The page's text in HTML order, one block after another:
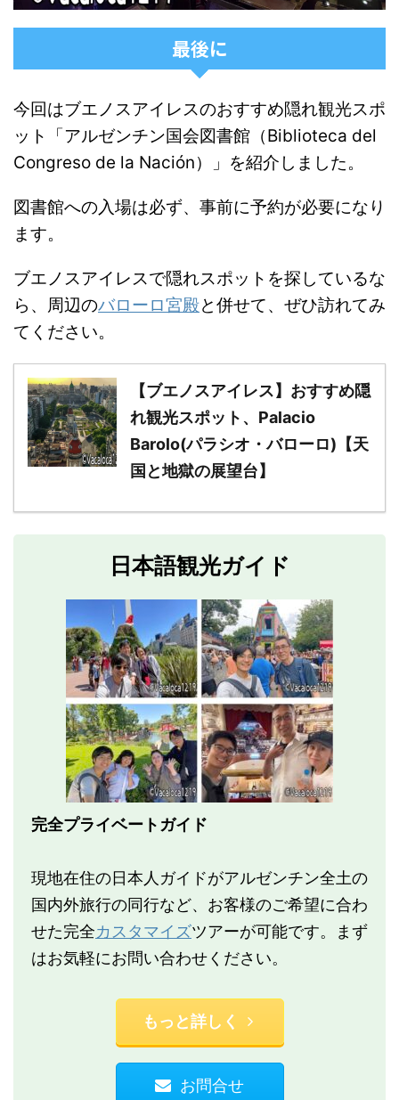
最後に
今回はブエノスアイレスのおすすめ隠れ観光スポ
ット「アルゼンチン国会図書館（Biblioteca del
Congreso de la Nación）」を紹介しました。
図書館への入場は必ず、事前に予約が必要になり
ます。
ブエノスアイレスで隠れスポットを探しているな
ら、周辺のバローロ宮殿と併せて、ぜひ訪れてみ
てください。
【ブエノスアイレス】おすすめ隠
れ観光スポット、Palacio
Barolo(パラシオ・バローロ)【天
国と地獄の展望台】
日本語観光ガイド
完全プライベートガイド
現地在住の日本人ガイドがアルゼンチン全土の
国内外旅行の同行など、お客様のご希望に合わ
せた完全カスタマイズツアーが可能です。まず
はお気軽にお問い合わせください。
もっと詳しく
お問合せ